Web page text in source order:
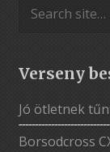
Verseny
Jó ötletnek
Borsodcross